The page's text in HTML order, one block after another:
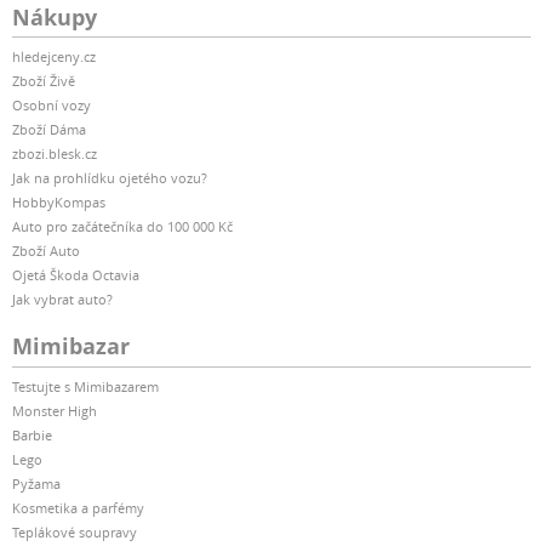
Nákupy
hledejceny.cz
Zboží Živě
Osobní vozy
Zboží Dáma
zbozi.blesk.cz
Jak na prohlídku ojetého vozu?
HobbyKompas
Auto pro začátečníka do 100 000 Kč
Zboží Auto
Ojetá Škoda Octavia
Jak vybrat auto?
Mimibazar
Testujte s Mimibazarem
Monster High
Barbie
Lego
Pyžama
Kosmetika a parfémy
Teplákové soupravy